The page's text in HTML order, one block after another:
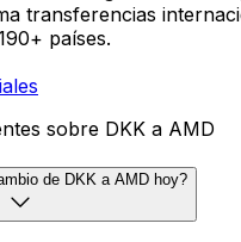
transferencias
países.
sobre DKK a AMD
de DKK a AMD hoy?